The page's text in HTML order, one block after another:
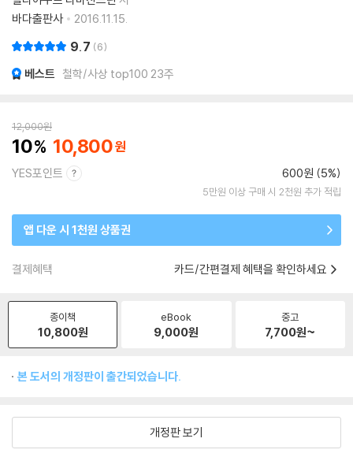
바다출판사
2016.11.15.
9.7 6
베스트 철학/사상 top100 23주
12,000원
10 10,800
YES포인트 600원 (5%)
5만원 이상 구매 시 2천원 추가 적립
앱 다운 시 1천원 상품권
결제혜택 카드/간편결제 혜택을 확인하세요
종이책
10,800원
eBook
9,000원
중고
7,700원~
본 도서의 개정판이 출간되었습니다.
개정판 보기